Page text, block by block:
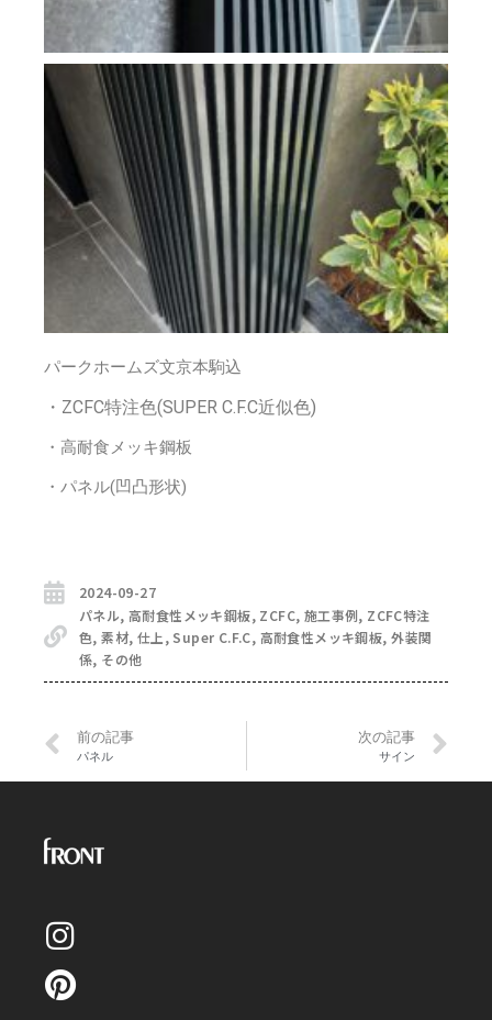
パークホームズ文京本駒込
・ZCFC特注色(SUPER C.F.C近似色)
・高耐食メッキ鋼板
・パネル(凹凸形状)
2024-09-27
パネル,高耐食性メッキ鋼板, ZCFC, 施工事例, ZCFC特注
色,素材, 仕上, Super C.F.C, 高耐食性メッキ鋼板,外装関
係, その他
前の記事
パネル
次の記事
サイン